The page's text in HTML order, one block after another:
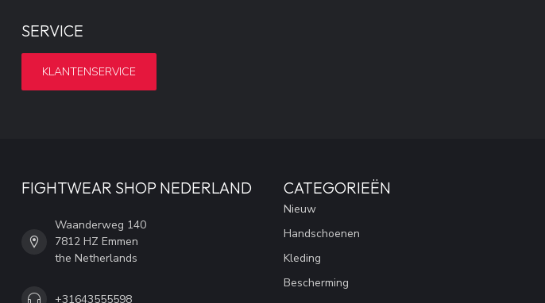
SERVICE
KLANTENSERVICE
FIGHTWEAR SHOP NEDERLAND
Waanderweg 140
7812 HZ Emmen
the Netherlands
+31643555598
CATEGORIEËN
Nieuw
Handschoenen
Kleding
Bescherming